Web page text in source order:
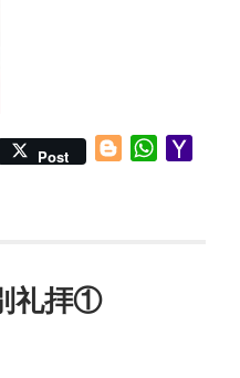
Post BloggerWhatsApp
礼拝①